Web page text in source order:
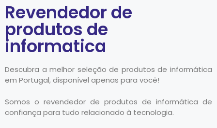
Revendedor de
produtos de
informatica
Descubra a melhor seleção de produtos de informática
em Portugal, disponível apenas para você!
Somos o revendedor de produtos de informática de
confiança para tudo relacionado à tecnologia.